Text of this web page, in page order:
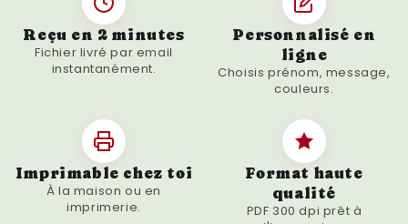
parfaitement adapté à l’esthétique des
années 90 :
événements
Références culturelles, musicales et
cinématographiques emblématiques
Typographies rétro pour un rendu
authentique
Reçu en 2 minutes
Fichier livré par email
instantanément.
Personnalisé en
ligne
Choisis prénom, message,
couleurs.
Imprimable chez toi
À la maison ou en
imprimerie.
Format haute
qualité
PDF 300 dpi prêt à